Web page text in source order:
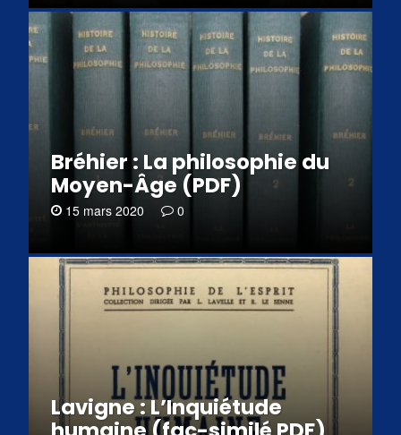
Bréhier : La philosophie du
Moyen-Âge (PDF)
15 mars 2020 0
Lavigne : L’Inquiétude